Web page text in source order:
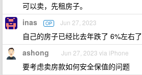
可以卖，先租房子。
inas OP Jun 27, 2023
自己的房子已经比去年跌了 6%左右了
ashong Jun 27, 2023 via iPhone
要考虑卖房款如何安全保值的问题